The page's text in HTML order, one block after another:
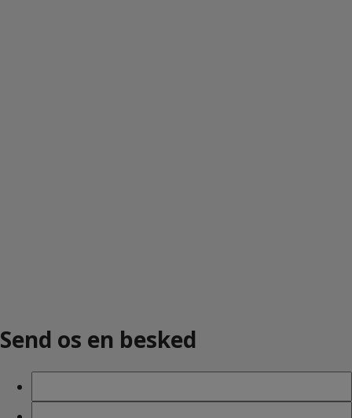
Send os en besked
Navn
Telefon